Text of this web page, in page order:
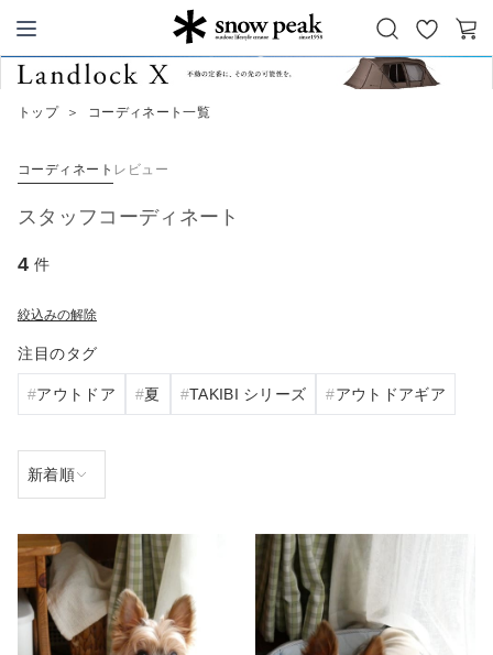
Snow Peak
お
気
カ
トップ ＞ コーディネート一覧
コーディネート レビュー
スタッフコーディネート
4 件
絞込みの解除
注目のタグ
アウトドア 夏 TAKIBI シリーズ アウトドアギア